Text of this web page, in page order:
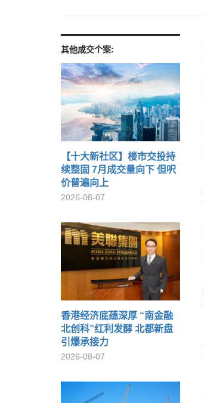
其他成交个案:
【十大新社区】楼市交投持
续整固 7月成交量向下 但呎
价普遍向上
2026-08-07
香港经济底蕴深厚 “南金融
北创科”红利发酵 北都新盘
引爆承接力
2026-08-07